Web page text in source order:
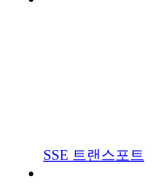
SSE 트랜스포트